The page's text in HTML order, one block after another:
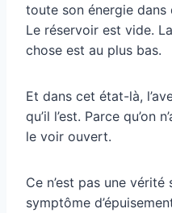
toute son énergie dans
Le réservoir est vide.
chose est au plus bas.
Et dans cet état-là,
qu’il l’est. Parce qu’on
le voir ouvert.
Ce n’est pas une vérité
symptôme